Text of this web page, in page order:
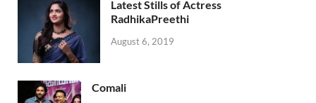
Latest Stills of Actress
RadhikaPreethi
August 6, 2019
Comali